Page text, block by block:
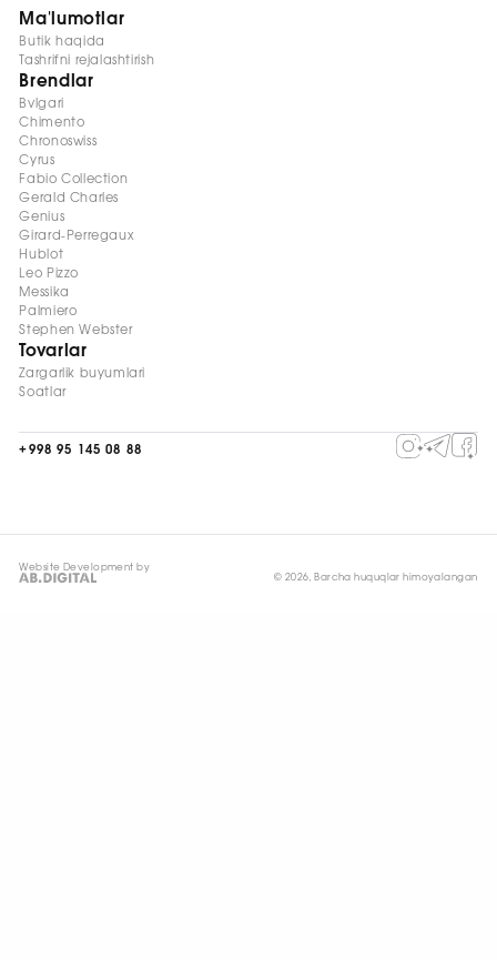
Ma'lumotlar
Butik haqida
Tashrifni rejalashtirish
Brendlar
Bvlgari
Chimento
Chronoswiss
Cyrus
Fabio Collection
Gerald Charles
Genius
Girard-Perregaux
Hublot
Leo Pizzo
Messika
Palmiero
Stephen Webster
Tovarlar
Zargarlik buyumlari
Soatlar
+998 95 145 08 88
Website Development by
© 2026, Barcha huquqlar himoyalangan